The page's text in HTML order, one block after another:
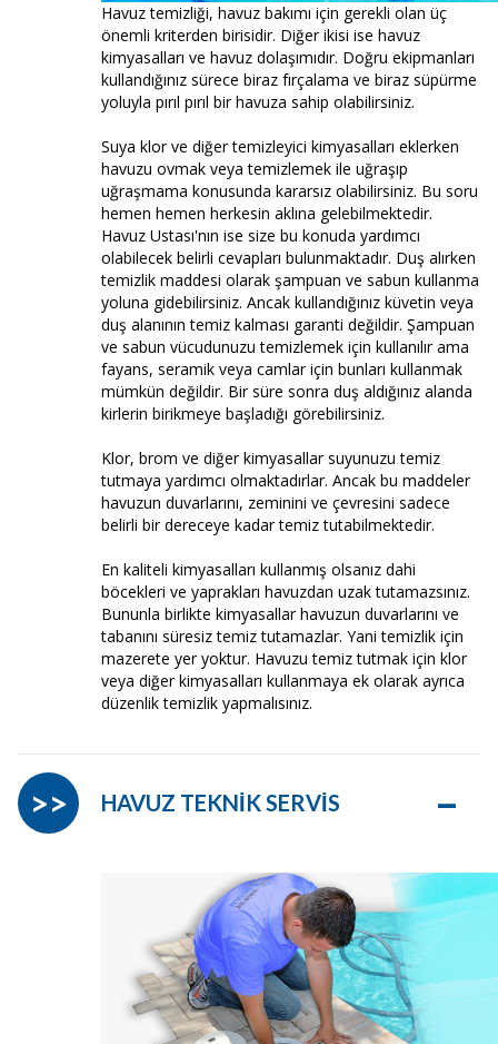
Havuz temizliği, havuz bakımı için gerekli olan üç
önemli kriterden birisidir. Diğer ikisi ise havuz
kimyasalları ve havuz dolaşımıdır. Doğru ekipmanları
kullandığınız sürece biraz fırçalama ve biraz süpürme
yoluyla pırıl pırıl bir havuza sahip olabilirsiniz.
Suya klor ve diğer temizleyici kimyasalları eklerken
havuzu ovmak veya temizlemek ile uğraşıp
uğraşmama konusunda kararsız olabilirsiniz. Bu soru
hemen hemen herkesin aklına gelebilmektedir.
Havuz Ustası'nın ise size bu konuda yardımcı
olabilecek belirli cevapları bulunmaktadır. Duş alırken
temizlik maddesi olarak şampuan ve sabun kullanma
yoluna gidebilirsiniz. Ancak kullandığınız küvetin veya
duş alanının temiz kalması garanti değildir. Şampuan
ve sabun vücudunuzu temizlemek için kullanılır ama
fayans, seramik veya camlar için bunları kullanmak
mümkün değildir. Bir süre sonra duş aldığınız alanda
kirlerin birikmeye başladığı görebilirsiniz.
Klor, brom ve diğer kimyasallar suyunuzu temiz
tutmaya yardımcı olmaktadırlar. Ancak bu maddeler
havuzun duvarlarını, zeminini ve çevresini sadece
belirli bir dereceye kadar temiz tutabilmektedir.
En kaliteli kimyasalları kullanmış olsanız dahi
böcekleri ve yaprakları havuzdan uzak tutamazsınız.
Bununla birlikte kimyasallar havuzun duvarlarını ve
tabanını süresiz temiz tutamazlar. Yani temizlik için
mazerete yer yoktur. Havuzu temiz tutmak için klor
veya diğer kimyasalları kullanmaya ek olarak ayrıca
düzenlik temizlik yapmalısınız.
HAVUZ TEKNİK SERVİS –
>>